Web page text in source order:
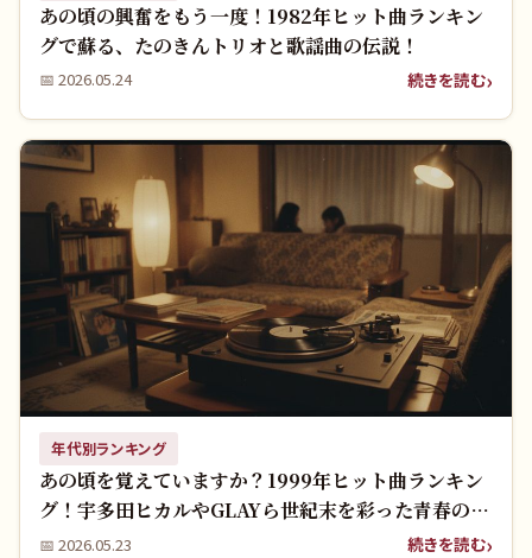
あの頃の興奮をもう一度！1982年ヒット曲ランキン
グで蘇る、たのきんトリオと歌謡曲の伝説！
📅 2026.05.24 続きを読む
年代別ランキング
あの頃を覚えていますか？1999年ヒット曲ランキン
グ！宇多田ヒカルやGLAYら世紀末を彩った青春の名
曲たち
📅 2026.05.23 続きを読む